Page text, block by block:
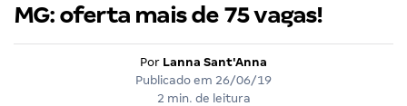
MG: oferta mais de 75 vagas!
Por Lanna Sant'Anna
Publicado em 26/06/19
2 min. de leitura